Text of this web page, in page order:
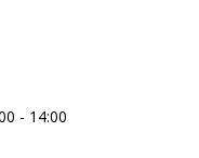
- 14:00